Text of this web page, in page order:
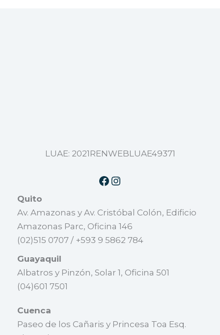
LUAE: 2021RENWEBLUAE49371
Quito
Av. Amazonas y Av. Cristóbal Colón, Edificio
Amazonas Parc, Oficina 146
(02)515 0707 / +593 9 5862 784
Guayaquil
Albatros y Pinzón, Solar 1, Oficina 501
(04)601 7501
Cuenca
Paseo de los Cañaris y Princesa Toa Esq.